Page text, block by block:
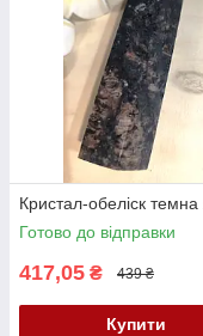
Кристал-обеліск
Готово до відправки
417,05 ₴ 439 ₴
Купити